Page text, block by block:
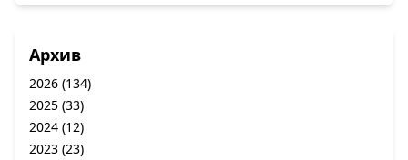
Архив
2026 (134)
2025 (33)
2024 (12)
2023 (23)